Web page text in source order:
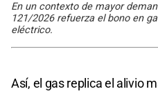
En un contexto de mayor
121/2026 refuerza el bono en
eléctrico.
Así, el gas replica el alivio